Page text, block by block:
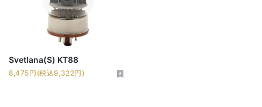
Svetlana(S) KT88
8,475円(税込9,322円)